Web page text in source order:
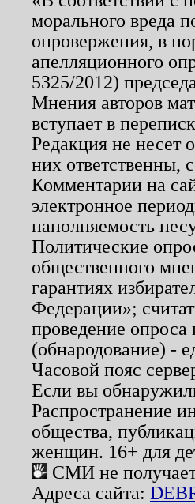
морального вреда
опровержения, в
апелляционного
5325/2012)
Мнения авторов
вступает в
Редакция не несет
них ответственны,
Комментарии на
электронное
наполняемость
Политические
общественного
гарантиях
Федерации»;
проведение
(обнародование) -
Часовой пояс
Если вы
Распространение
общества,
женщин. 16+ для
СМИ не
Адреса сайта: